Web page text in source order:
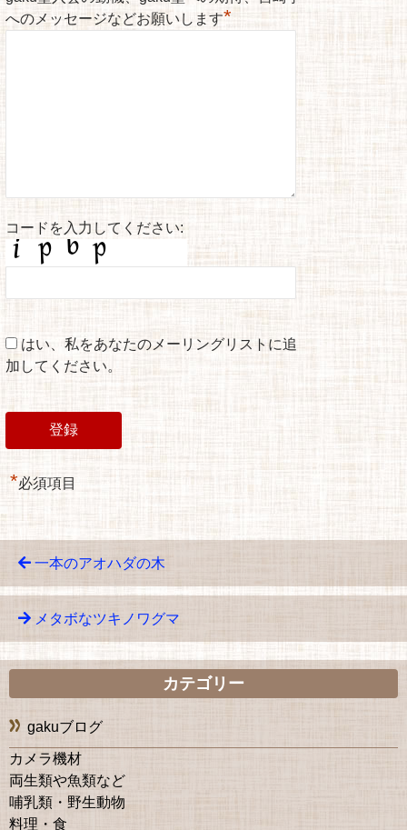
へのメッセージなどお願いします*
コードを入力してください:
はい、私をあなたのメーリングリストに追
加してください。
*必須項目
一本のアオハダの木
メタボなツキノワグマ
カテゴリー
gakuブログ
カメラ機材
両生類や魚類など
哺乳類・野生動物
料理・食